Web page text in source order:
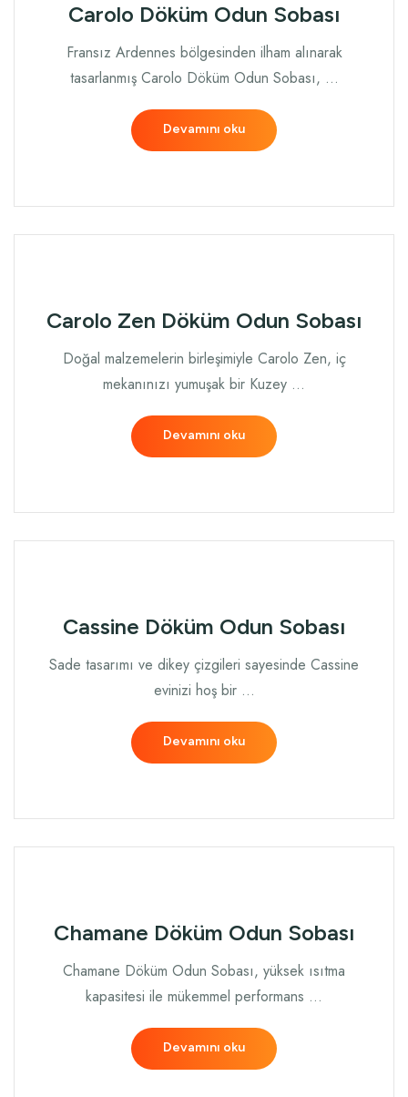
Carolo Döküm Odun Sobası
Fransız Ardennes bölgesinden ilham alınarak
tasarlanmış Carolo Döküm Odun Sobası, …
Devamını oku
Carolo Zen Döküm Odun Sobası
Doğal malzemelerin birleşimiyle Carolo Zen, iç
mekanınızı yumuşak bir Kuzey …
Devamını oku
Cassine Döküm Odun Sobası
Sade tasarımı ve dikey çizgileri sayesinde Cassine
evinizi hoş bir …
Devamını oku
Chamane Döküm Odun Sobası
Chamane Döküm Odun Sobası, yüksek ısıtma
kapasitesi ile mükemmel performans …
Devamını oku